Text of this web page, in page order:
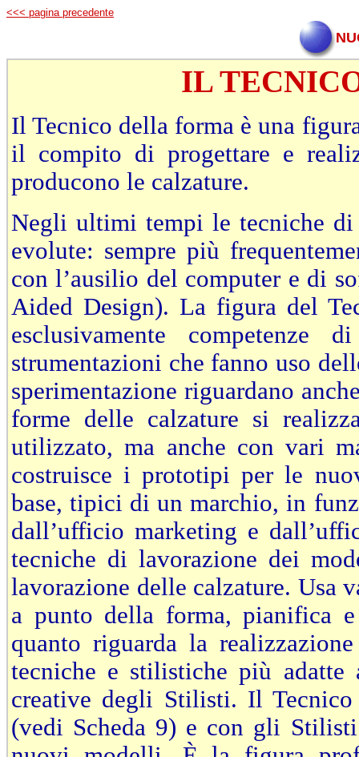
<<< pagina precedente
IL
Il Tecnico della forma è una
il compito di progettare e
producono le calzature.
Negli ultimi tempi le tecniche
evolute: sempre più
con l’ausilio del computer e di
Aided Design). La figura del
esclusivamente
strumentazioni che fanno uso
sperimentazione riguardano
forme delle calzature si
utilizzato, ma anche con vari
costruisce i prototipi per le
base, tipici di un marchio, in
dall’ufficio marketing e
tecniche di lavorazione dei
lavorazione delle calzature. Usa
a punto della forma, pianifica
quanto riguarda la
tecniche e stilistiche più
creative degli Stilisti. Il
(vedi Scheda 9) e con gli